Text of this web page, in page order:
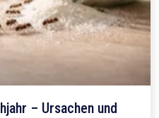
– Ursachen und